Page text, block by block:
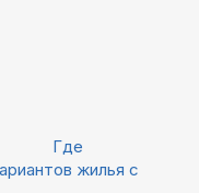
Где
жилья с